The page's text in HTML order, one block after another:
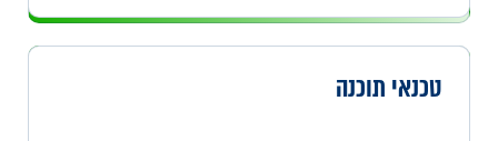
טכנאי תוכנה